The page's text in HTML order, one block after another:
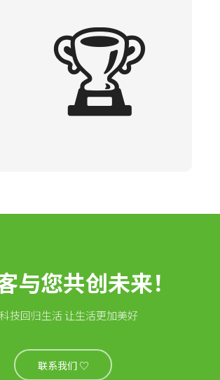
🏆
与您共创未来！
技回归生活 让生活更加美好
联系我们 ♡